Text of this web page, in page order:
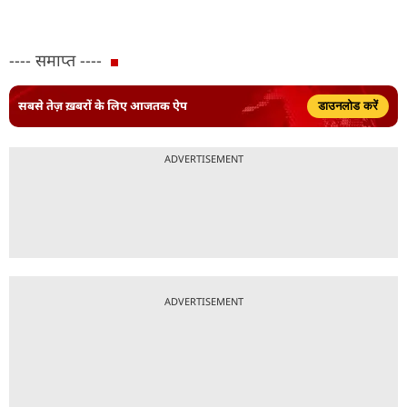
---- समाप्त ----
सबसे तेज़ ख़बरों के लिए आजतक ऐप डाउनलोड करें
ADVERTISEMENT
ADVERTISEMENT